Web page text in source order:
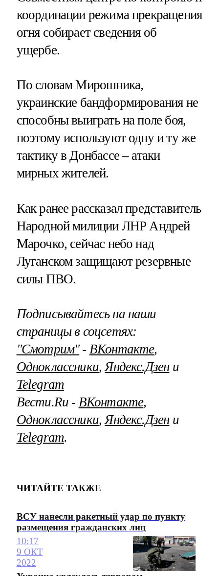
координации режима прекращения
огня собирает сведения об
ущербе.
По словам Мирошника,
украинские бандформирования не
способны выиграть на поле боя,
поэтому используют одну и ту же
тактику в Донбассе – атаки
мирных жителей.
Как ранее рассказал представитель
Народной милиции ЛНР Андрей
Марочко, сейчас небо над
Луганском защищают резервные
силы ПВО.
Подписывайтесь на наши
страницы в соцсетях:
"Смотрим"‐ ВКонтакте,
Одноклассники, Яндекс.Дзени
Telegram
Вести.Ru ‐ ВКонтакте,
Одноклассники, Яндекс.Дзени
Telegram.
ЧИТАЙТЕ ТАКЖЕ
ВСУ нанесли ракетный удар по пункту
размещения гражданских лиц
10:17
9 ОКТ
2022